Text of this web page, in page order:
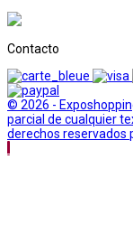
Contacto
© 2026 -
parcial de cualquier
derechos reservados